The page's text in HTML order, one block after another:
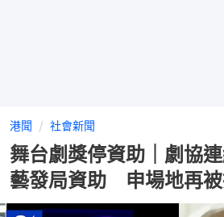
港聞 社會新聞
舞台劇獎停資助｜劇協
藝發局資助 申場地再